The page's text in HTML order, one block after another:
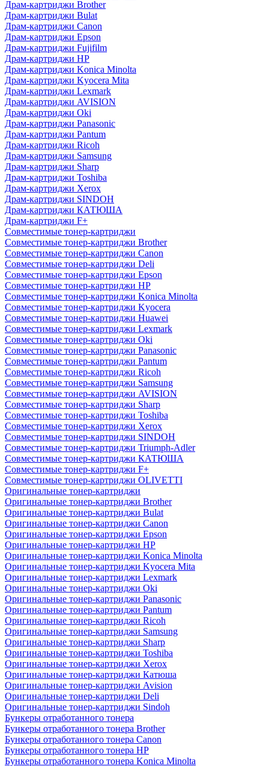
Драм-картриджи Brother
Драм-картриджи Bulat
Драм-картриджи Canon
Драм-картриджи Epson
Драм-картриджи Fujifilm
Драм-картриджи HP
Драм-картриджи Konica Minolta
Драм-картриджи Kyocera Mita
Драм-картриджи Lexmark
Драм-картриджи AVISION
Драм-картриджи Oki
Драм-картриджи Panasonic
Драм-картриджи Pantum
Драм-картриджи Ricoh
Драм-картриджи Samsung
Драм-картриджи Sharp
Драм-картриджи Toshiba
Драм-картриджи Xerox
Драм-картриджи SINDOH
Драм-картриджи КАТЮША
Драм-картриджи F+
Совместимые тонер-картриджи
Совместимые тонер-картриджи Brother
Совместимые тонер-картриджи Canon
Совместимые тонер-картриджи Deli
Совместимые тонер-картриджи Epson
Совместимые тонер-картриджи HP
Совместимые тонер-картриджи Konica Minolta
Совместимые тонер-картриджи Kyocera
Совместимые тонер-картриджи Huawei
Совместимые тонер-картриджи Lexmark
Совместимые тонер-картриджи Oki
Совместимые тонер-картриджи Panasonic
Совместимые тонер-картриджи Pantum
Совместимые тонер-картриджи Ricoh
Совместимые тонер-картриджи Samsung
Совместимые тонер-картриджи AVISION
Совместимые тонер-картриджи Sharp
Совместимые тонер-картриджи Toshiba
Совместимые тонер-картриджи Xerox
Совместимые тонер-картриджи SINDOH
Совместимые тонер-картриджи Triumph-Adler
Совместимые тонер-картриджи КАТЮША
Совместимые тонер-картриджи F+
Совместимые тонер-картриджи OLIVETTI
Оригинальные тонер-картриджи
Оригинальные тонер-картриджи Brother
Оригинальные тонер-картриджи Bulat
Оригинальные тонер-картриджи Canon
Оригинальные тонер-картриджи Epson
Оригинальные тонер-картриджи HP
Оригинальные тонер-картриджи Konica Minolta
Оригинальные тонер-картриджи Kyocera Mita
Оригинальные тонер-картриджи Lexmark
Оригинальные тонер-картриджи Oki
Оригинальные тонер-картриджи Panasonic
Оригинальные тонер-картриджи Pantum
Оригинальные тонер-картриджи Ricoh
Оригинальные тонер-картриджи Samsung
Оригинальные тонер-картриджи Sharp
Оригинальные тонер-картриджи Toshiba
Оригинальные тонер-картриджи Xerox
Оригинальные тонер-картриджи Катюша
Оригинальные тонер-картриджи Avision
Оригинальные тонер-картриджи Deli
Оригинальные тонер-картриджи Sindoh
Бункеры отработанного тонера
Бункеры отработанного тонера Brother
Бункеры отработанного тонера Canon
Бункеры отработанного тонера HP
Бункеры отработанного тонера Konica Minolta